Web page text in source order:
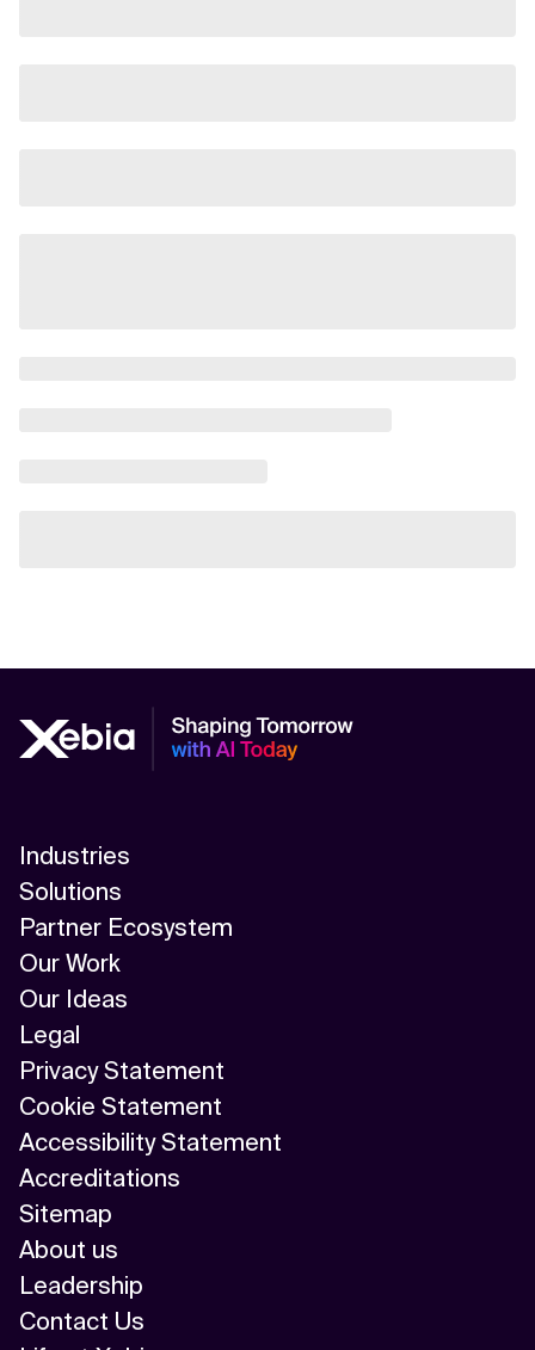
Industries
Solutions
Partner Ecosystem
Our Work
Our Ideas
Legal
Privacy Statement
Cookie Statement
Accessibility Statement
Accreditations
Sitemap
About us
Leadership
Contact Us